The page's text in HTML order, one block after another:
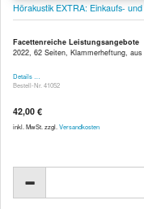
Hörakustik EXTRA: Einkaufs-
Facettenreiche Leistungsangebote
2022, 62 Seiten, Klammerheftung,
Details …
Bestell-Nr. 41052
42,00 €
inkl. MwSt. zzgl. Versandkosten